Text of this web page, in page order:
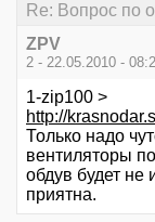
Re: Вопрос по
ZPV
2 - 22.05.2010 -
1-zip100 >
http://
Только надо
вентиляторы
обдув будет
приятна.